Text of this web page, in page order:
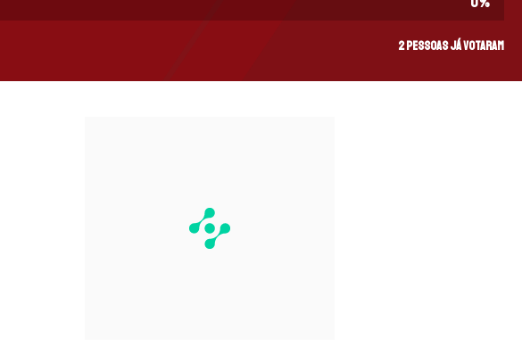
2 pessoas já votaram